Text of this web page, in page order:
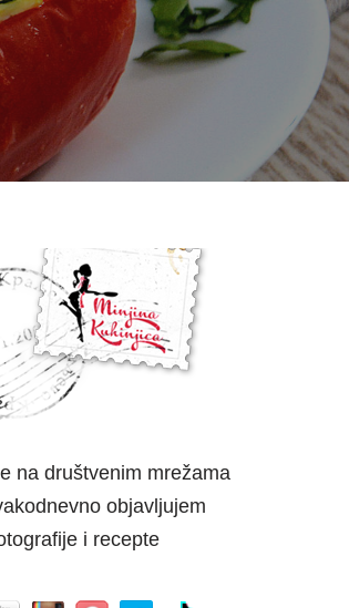
na društvenim mrežama
objavljujem
i recepte